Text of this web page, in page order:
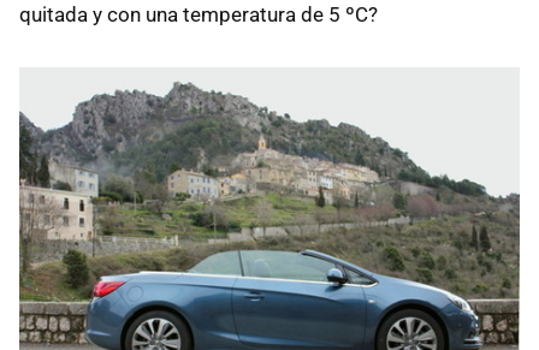
quitada y con una temperatura de 5 ºC?